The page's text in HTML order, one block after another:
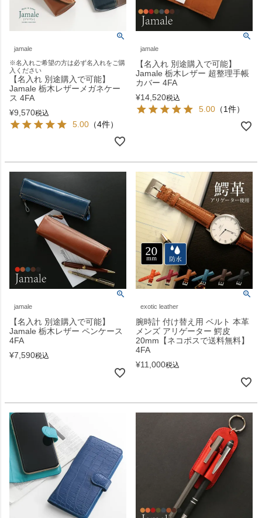
jamale
※名入れご希望の方は必ず名入れをご購
入ください
【名入れ 別途購入で可能】
Jamale 栃木レザーメガネケー
ス 4FA
¥9,570税込
5.00 （4件）
jamale
【名入れ 別途購入で可能】
Jamale 栃木レザー 超整理手帳
カバー 4FA
¥14,520税込
5.00 （1件）
jamale
【名入れ 別途購入で可能】
Jamale 栃木レザー ペンケース
4FA
¥7,590税込
exotic leather
腕時計 付け替え用 ベルト 本革
メンズ アリゲーター 鰐皮
20mm【ネコポスで送料無料】
4FA
¥11,000税込